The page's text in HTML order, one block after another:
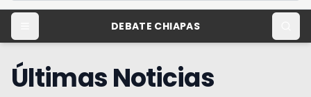
DEBATE CHIAPAS
Últimas Noticias